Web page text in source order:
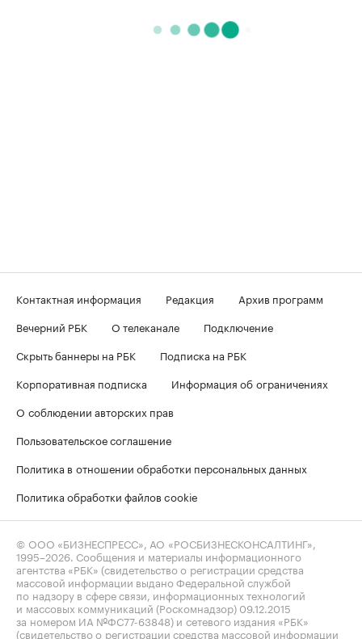
Контактная информация Редакция
Архив программ
Вечерний РБК
О телеканале
Подключение
Скрыть баннеры на РБК
Подписка на РБК
Корпоративная подписка
Информация об ограничениях
О соблюдении авторских прав
Пользовательское соглашение
Политика в отношении обработки персональных данных
Политика обработки файлов cookie
© ООО «БИЗНЕСПРЕСС», АО «РОСБИЗНЕСКОНСАЛТИНГ»,
1995–2026 . Сообщения и материалы информационного
агентства «РБК» (свидетельство о регистрации средства
массовой информации выдано Федеральной службой
по надзору в сфере связи, информационных технологий
и массовых коммуникаций (Роскомнадзор) 09.12.2015
за номером ИА №ФС77-63848) и сетевого издания «РБК»
(свидетельство о регистрации средства массовой информации